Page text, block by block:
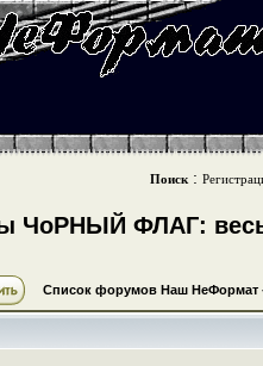
Поиск :
ЧоРНЫЙ ФЛАГ:
Список форумов Наш НеФормат